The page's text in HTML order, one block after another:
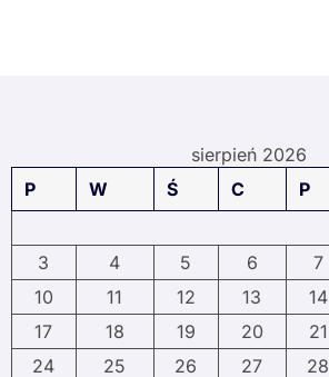
sierpień 2026
P
W Ś C P
3
4 5 6 7
10
11 12 13 14
17
18 19 20 21
24
25 26 27 28